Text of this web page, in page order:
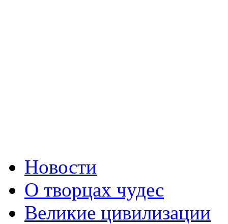
Новости
О творцах чудес
Великие цивилизации